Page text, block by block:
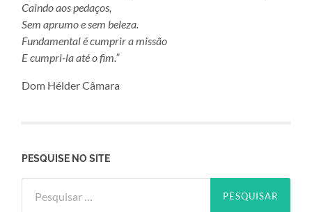
Caindo aos pedaços,
Sem aprumo e sem beleza.
Fundamental é cumprir a missão
E cumpri-la até o fim.”
Dom Hélder Câmara
PESQUISE NO SITE
por: